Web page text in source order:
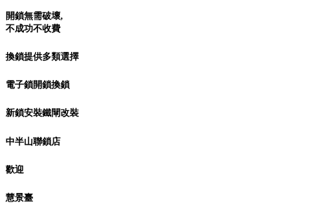
開鎖無需破壞,
不成功不收費
換鎖提供多類選擇
電子鎖開鎖換鎖
新鎖安裝鐵閘改裝
中半山聯鎖店
歡迎
慧景臺